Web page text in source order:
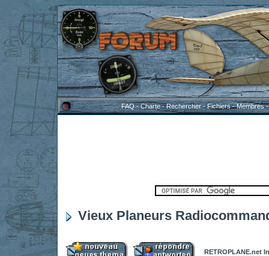
FAQ-Charte-Rechercher-Fichiers-Membres
Vieux Planeurs
RETROPLANE.net